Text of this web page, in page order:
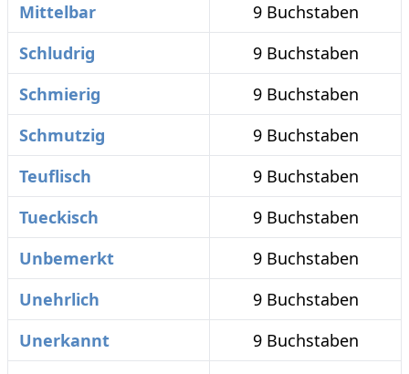
Mittelbar
9 Buchstaben
Schludrig
9 Buchstaben
Schmierig
9 Buchstaben
Schmutzig
9 Buchstaben
Teuflisch
9 Buchstaben
Tueckisch
9 Buchstaben
Unbemerkt
9 Buchstaben
Unehrlich
9 Buchstaben
Unerkannt
9 Buchstaben